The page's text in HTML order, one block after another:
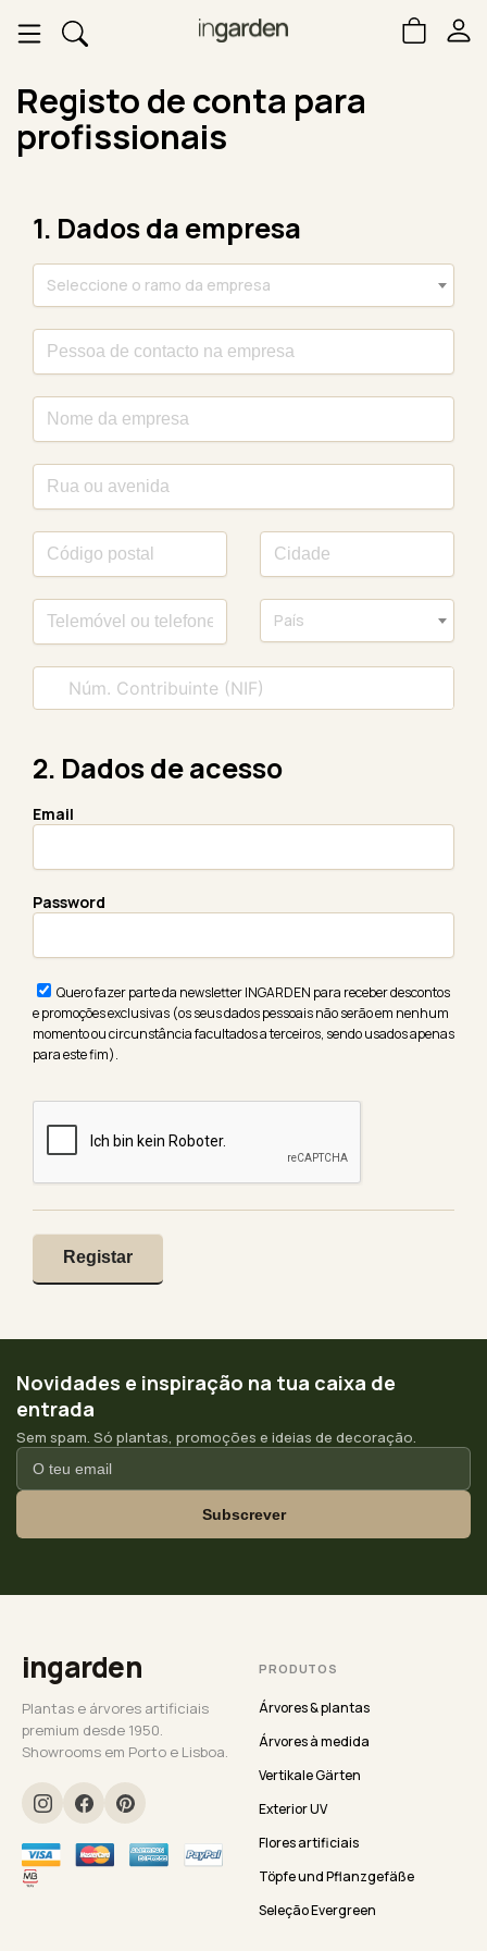
Registo de conta para
profissionais
1. Dados da empresa
Seleccione o ramo da empresa
País
2. Dados de acesso
Email
Password
Quero fazer parte da newsletter INGARDEN para receber descontos
e promoções exclusivas (os seus dados pessoais não serão em nenhum
momento ou circunstância facultados a terceiros, sendo usados apenas
para este fim).
Novidades e inspiração na tua caixa de
entrada
Sem spam. Só plantas, promoções e ideias de decoração.
Subscrever
ingarden
Plantas e árvores artificiais
premium desde 1950.
Showrooms em Porto e Lisboa.
PRODUTOS
Árvores & plantas
Árvores à medida
Vertikale Gärten
Exterior UV
Flores artificiais
Töpfe und Pflanzgefäße
Seleção Evergreen